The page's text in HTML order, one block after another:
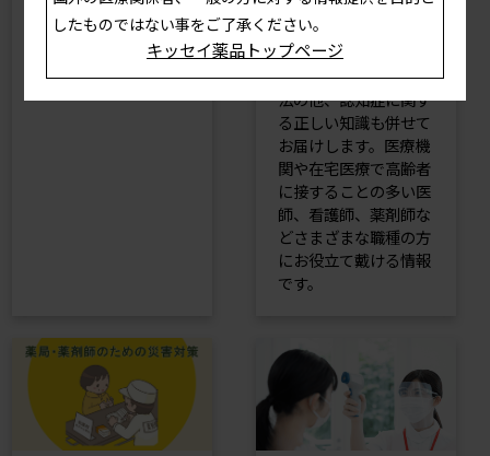
ど、幅広い診療サポ―
ト情報を掲載していま
す。
高齢者の尊厳を守り、
ともに希望を持って暮
らせる社会を実現する
ため、高齢者虐待防止
法の他、認知症に関す
る正しい知識も併せて
お届けします。医療機
関や在宅医療で高齢者
に接することの多い医
師、看護師、薬剤師な
どさまざまな職種の方
にお役立て戴ける情報
です。
したものではない事をご了承ください。
キッセイ薬品トップページ